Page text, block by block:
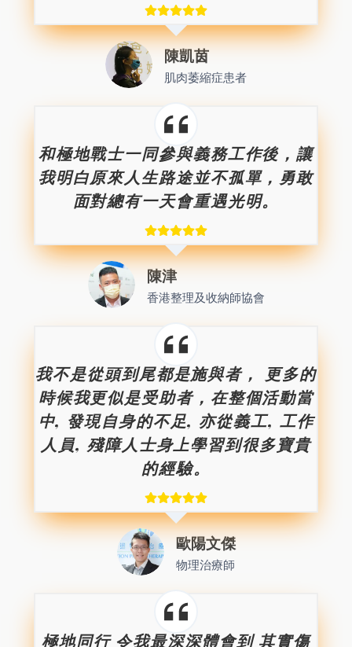
陳凱茵
肌肉萎縮症患者
和極地戰士一同參與義務工作後，讓
我明白原來人生路途並不孤單，勇敢
面對總有一天會重遇光明。
陳津
香港整理及收納師協會
我不是從頭到尾都是施與者， 更多的
時候我更似是受助者，在整個活動當
中, 發現自身的不足, 亦從義工, 工作
人員, 殘障人士身上學習到很多寶貴
的經驗。
歐陽文傑
物理治療師
極地同行 令我最深深體會到 其實傷